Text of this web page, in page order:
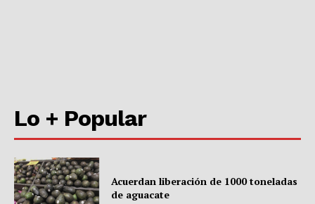
Lo + Popular
Acuerdan liberación de 1000 toneladas
de aguacate